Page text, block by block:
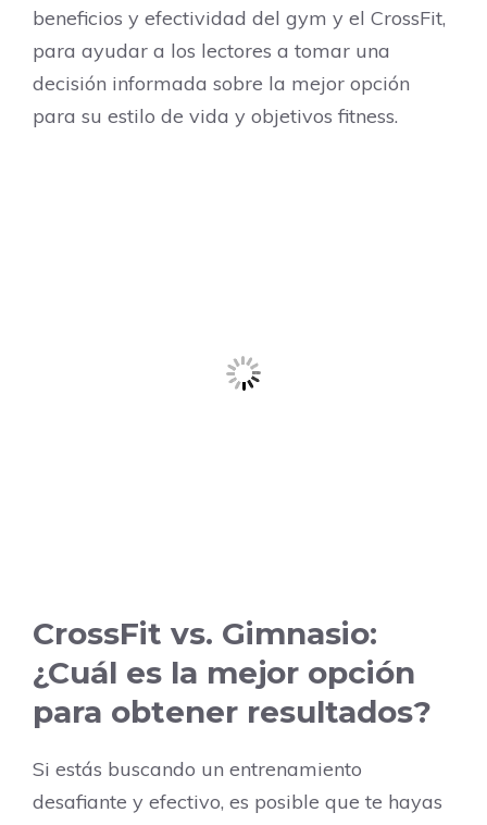
beneficios y efectividad del gym y el CrossFit,
para ayudar a los lectores a tomar una
decisión informada sobre la mejor opción
para su estilo de vida y objetivos fitness.
CrossFit vs. Gimnasio:
¿Cuál es la mejor opción
para obtener resultados?
Si estás buscando un entrenamiento
desafiante y efectivo, es posible que te hayas